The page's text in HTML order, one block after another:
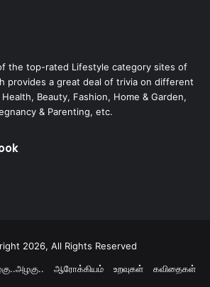
the top-rated Lifestyle category sites of
provides a great deal of trivia on different
Beauty, Fashion, Home & Garden,
& Parenting, etc.
2026, All Rights Reserved
ஆரோக்கியம் உறவுகள்
கவிதைகள்